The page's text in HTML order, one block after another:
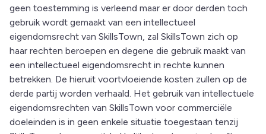
geen toestemming is verleend maar er door derden toch
gebruik wordt gemaakt van een intellectueel
eigendomsrecht van SkillsTown, zal SkillsTown zich op
haar rechten beroepen en degene die gebruik maakt van
een intellectueel eigendomsrecht in rechte kunnen
betrekken. De hieruit voortvloeiende kosten zullen op de
derde partij worden verhaald. Het gebruik van intellectuele
eigendomsrechten van SkillsTown voor commerciële
doeleinden is in geen enkele situatie toegestaan tenzij